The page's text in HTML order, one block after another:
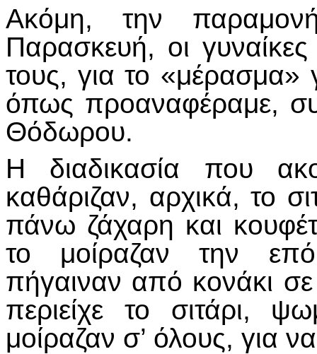
Ακόμη, την
Παρασκευή, οι γυναίκες
τους, για το «μέρασμα»
όπως προαναφέραμε,
Θόδωρου.
Η διαδικασία που
καθάριζαν, αρχικά, το
πάνω ζάχαρη και
το μοίραζαν την
πήγαιναν από κονάκι
περιείχε το σιτάρι,
μοίραζαν σ’ όλους, για